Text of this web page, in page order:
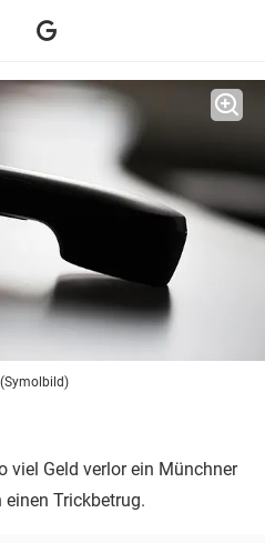
viel Geld verlor ein Münchner
Trickbetrug.